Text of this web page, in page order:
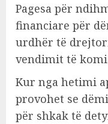
Pagesa për
financiare për
urdhër të
vendimit të
Kur nga hetimi
provohet se
për shkak të